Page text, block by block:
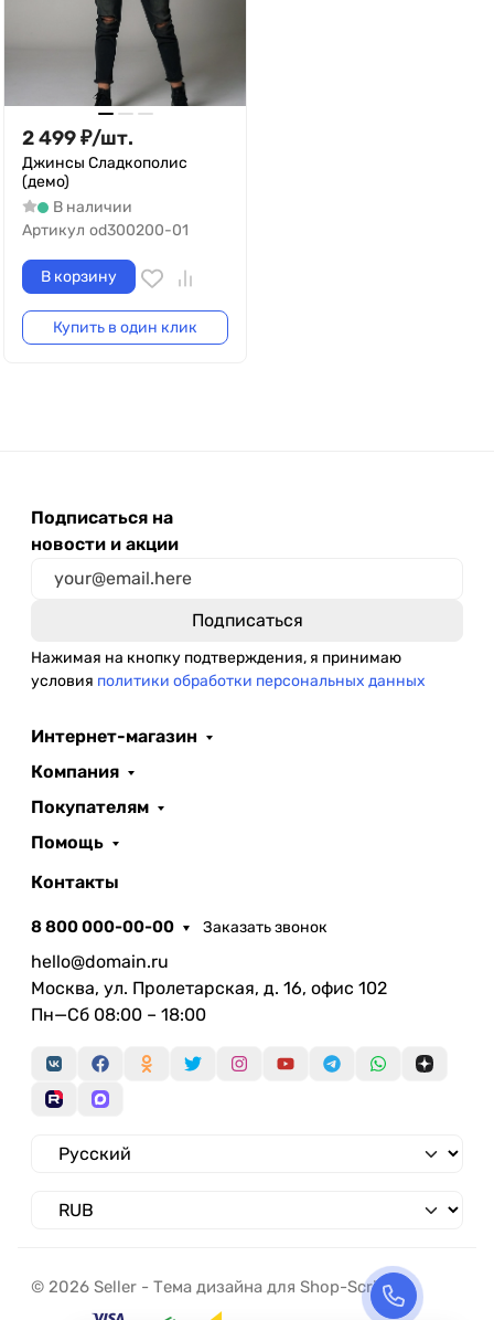
2 499₽/шт.
Джинсы Сладкополис
(демо)
В наличии
Артикул od300200-01
В корзину
Купить в один клик
Подписаться на
новости и акции
Нажимая на кнопку подтверждения, я принимаю
условия политики обработки персональных данных
Интернет-магазин
Компания
Покупателям
Помощь
Контакты
8 800 000-00-00 Заказать звонок
hello@domain.ru
Москва, ул. Пролетарская, д. 16, офис 102
Пн—Сб 08:00 – 18:00
© 2026 Seller - Тема дизайна для Shop-Script